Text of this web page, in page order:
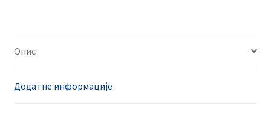
Опис
Додатне информације